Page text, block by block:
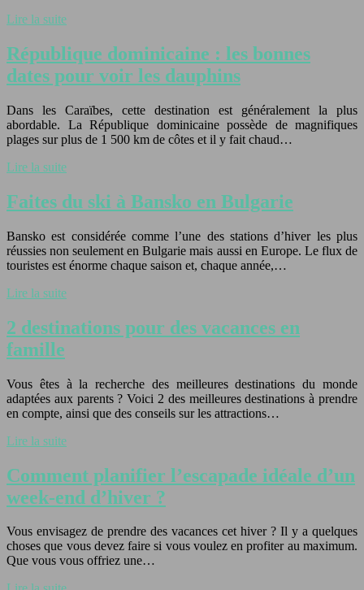
Lire la suite
République dominicaine : les bonnes
dates pour voir les dauphins
Dans les Caraïbes, cette destination est généralement la plus
abordable. La République dominicaine possède de magnifiques
plages sur plus de 1 500 km de côtes et il y fait chaud…
Lire la suite
Faites du ski à Bansko en Bulgarie
Bansko est considérée comme l’une des stations d’hiver les plus
réussies non seulement en Bulgarie mais aussi en Europe. Le flux de
touristes est énorme chaque saison et, chaque année,…
Lire la suite
2 destinations pour des vacances en
famille
Vous êtes à la recherche des meilleures destinations du monde
adaptées aux parents ? Voici 2 des meilleures destinations à prendre
en compte, ainsi que des conseils sur les attractions…
Lire la suite
Comment planifier l’escapade idéale d’un
week-end d’hiver ?
Vous envisagez de prendre des vacances cet hiver ? Il y a quelques
choses que vous devez faire si vous voulez en profiter au maximum.
Que vous vous offriez une…